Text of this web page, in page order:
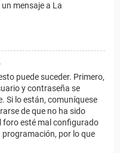
mensaje a La
puede suceder. Primero,
y contraseña se
Si lo están, comuníquese
de que no ha sido
foro esté mal configurado
por lo que